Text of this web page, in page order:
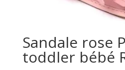
Sandale rose
toddler bébé